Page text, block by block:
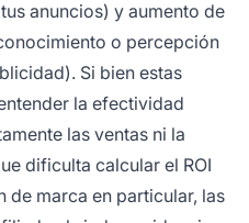
anuncios) y aumento de
o percepción
Si bien estas
la efectividad
las ventas ni la
dificulta calcular el ROI
de marca en particular, las